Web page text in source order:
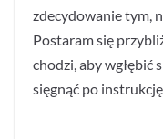
zdecydowanie tym,
Postaram się
chodzi, aby wgłębić
sięgnąć po